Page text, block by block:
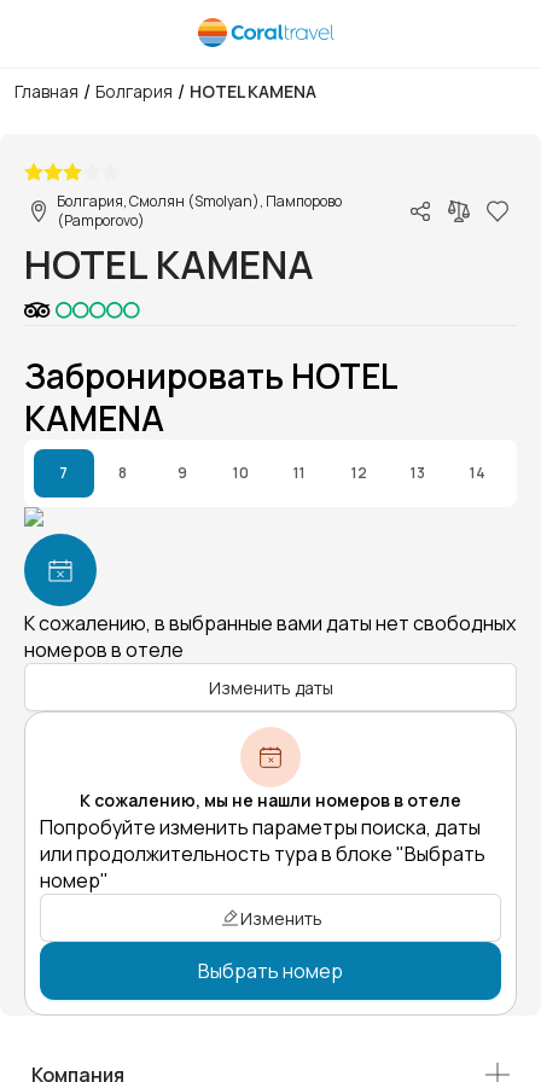
Главная / Болгария / HOTEL KAMENA
Болгария, Смолян (Smolyan), Пампорово
(Pamporovo)
HOTEL KAMENA
Забронировать HOTEL
KAMENA
7 8 9 10 11 12 13 14
К сожалению, в выбранные вами даты нет свободных
номеров в отеле
Изменить даты
К сожалению, мы не нашли номеров в отеле
Попробуйте изменить параметры поиска, даты
или продолжительность тура в блоке "Выбрать
номер"
Изменить
Выбрать номер
Компания